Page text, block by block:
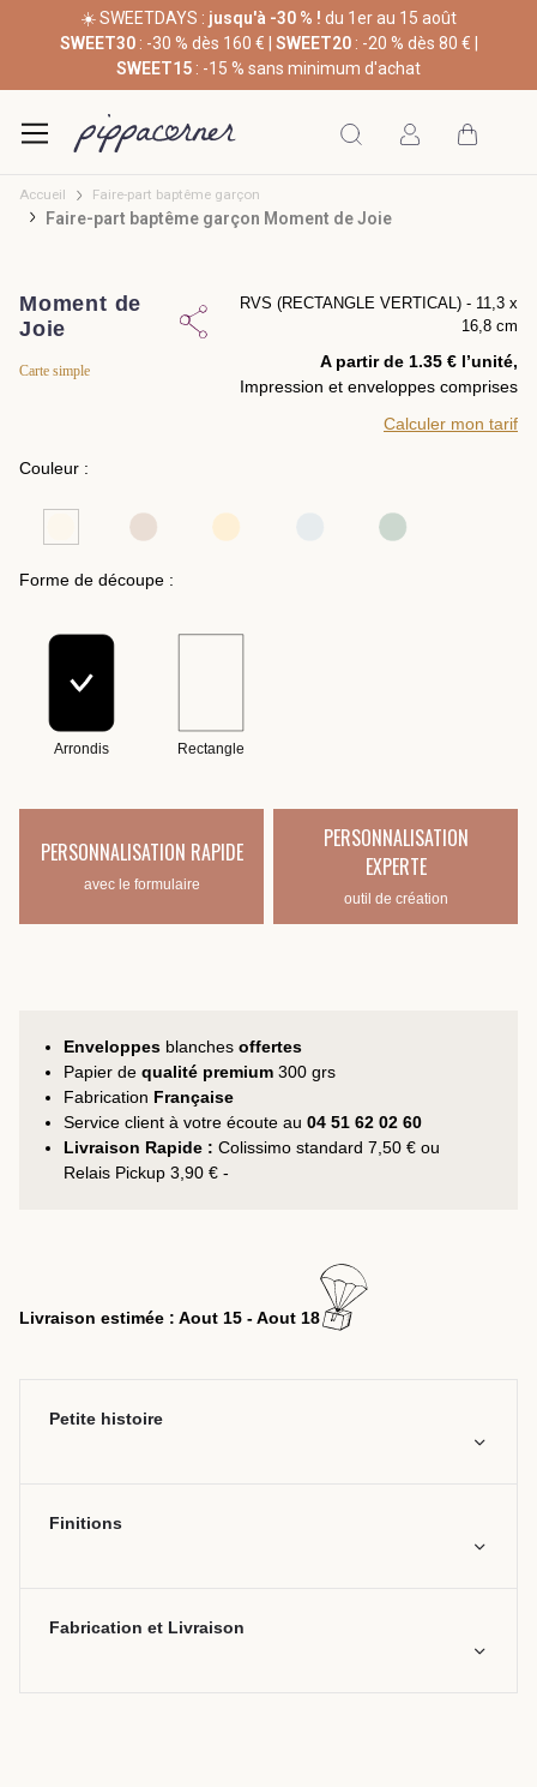
☀️ SWEETDAYS : jusqu'à -30 % ! du 1er au 15 août
SWEET30: -30 % dès 160 € | SWEET20: -20 % dès 80 € |
SWEET15 : -15 % sans minimum d'achat
Accueil Faire-part baptême garçon
Faire-part baptême garçon Moment de Joie
Moment de
Joie
Carte simple
RVS (RECTANGLE VERTICAL) - 11,3 x
16,8 cm
A partir de 1.35 € l’unité,
Impression et enveloppes comprises
Calculer mon tarif
Couleur :
Forme de découpe :
Arrondis Rectangle
PERSONNALISATION RAPIDE
avec le formulaire
PERSONNALISATION
EXPERTE
outil de création
Enveloppes blanches offertes
Papier de qualité premium 300 grs
Fabrication Française
Service client à votre écoute au 04 51 62 02 60
Livraison Rapide : Colissimo standard 7,50 € ou
Relais Pickup 3,90 € -
Livraison estimée : Aout 15 - Aout 18
Petite histoire
Finitions
Fabrication et Livraison